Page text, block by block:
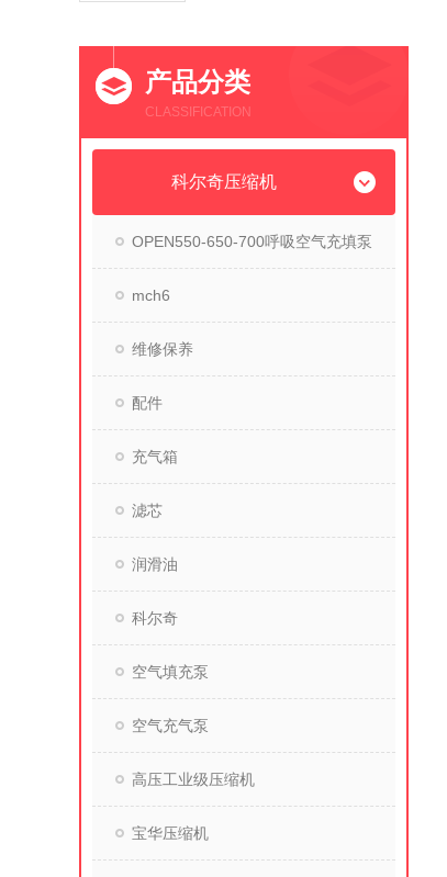
产品分类
CLASSIFICATION
科尔奇压缩机
OPEN550-650-700呼吸空气充填泵
mch6
维修保养
配件
充气箱
滤芯
润滑油
科尔奇
空气填充泵
空气充气泵
高压工业级压缩机
宝华压缩机